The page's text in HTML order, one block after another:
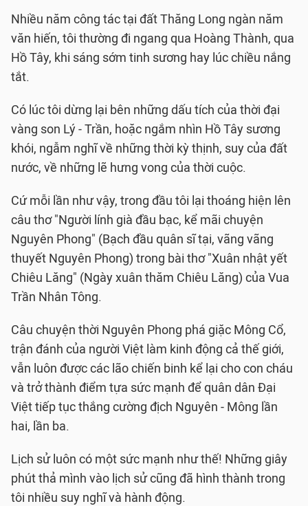
Nhiều năm công tác tại đất Thăng Long ngàn năm
văn hiến, tôi thường đi ngang qua Hoàng Thành, qua
Hồ Tây, khi sáng sớm tinh sương hay lúc chiều nắng
tắt.
Có lúc tôi dừng lại bên những dấu tích của thời đại
vàng son Lý - Trần, hoặc ngắm nhìn Hồ Tây sương
khói, ngẫm nghĩ về những thời kỳ thịnh, suy của đất
nước, về những lẽ hưng vong của thời cuộc.
Cứ mỗi lần như vậy, trong đầu tôi lại thoáng hiện lên
câu thơ "Người lính già đầu bạc, kể mãi chuyện
Nguyên Phong" (Bạch đầu quân sĩ tại, vãng vãng
thuyết Nguyên Phong) trong bài thơ "Xuân nhật yết
Chiêu Lăng" (Ngày xuân thăm Chiêu Lăng) của Vua
Trần Nhân Tông.
Câu chuyện thời Nguyên Phong phá giặc Mông Cổ,
trận đánh của người Việt làm kinh động cả thế giới,
vẫn luôn được các lão chiến binh kể lại cho con cháu
và trở thành điểm tựa sức mạnh để quân dân Ðại
Việt tiếp tục thắng cường địch Nguyên - Mông lần
hai, lần ba.
Lịch sử luôn có một sức mạnh như thế! Những giây
phút thả mình vào lịch sử cũng đã hình thành trong
tôi nhiều suy nghĩ và hành động.